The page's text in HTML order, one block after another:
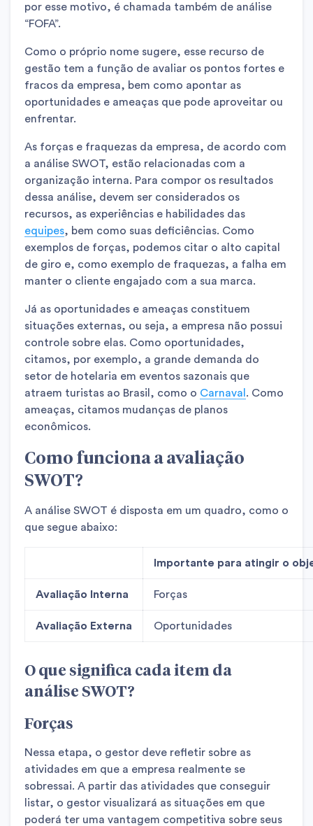
por esse motivo, é chamada também de análise
“FOFA”.
Como o próprio nome sugere, esse recurso de
gestão tem a função de avaliar os pontos fortes e
fracos da empresa, bem como apontar as
oportunidades e ameaças que pode aproveitar ou
enfrentar.
As forças e fraquezas da empresa, de acordo com
a análise SWOT, estão relacionadas com a
organização interna. Para compor os resultados
dessa análise, devem ser considerados os
recursos, as experiências e habilidades das
equipes, bem como suas deficiências. Como
exemplos de forças, podemos citar o alto capital
de giro e, como exemplo de fraquezas, a falha em
manter o cliente engajado com a sua marca.
Já as oportunidades e ameaças constituem
situações externas, ou seja, a empresa não possui
controle sobre elas. Como oportunidades,
citamos, por exemplo, a grande demanda do
setor de hotelaria em eventos sazonais que
atraem turistas ao Brasil, como o Carnaval . Como
ameaças, citamos mudanças de planos
econômicos.
Como funciona a avaliação
SWOT?
A análise SWOT é disposta em um quadro, como o
que segue abaixo:
Importante para atingir o
Avaliação Interna Forças
Avaliação Externa Oportunidades
O que significa cada item da
análise SWOT?
Forças
Nessa etapa, o gestor deve refletir sobre as
atividades em que a empresa realmente se
sobressai. A partir das atividades que conseguir
listar, o gestor visualizará as situações em que
poderá ter uma vantagem competitiva sobre seus